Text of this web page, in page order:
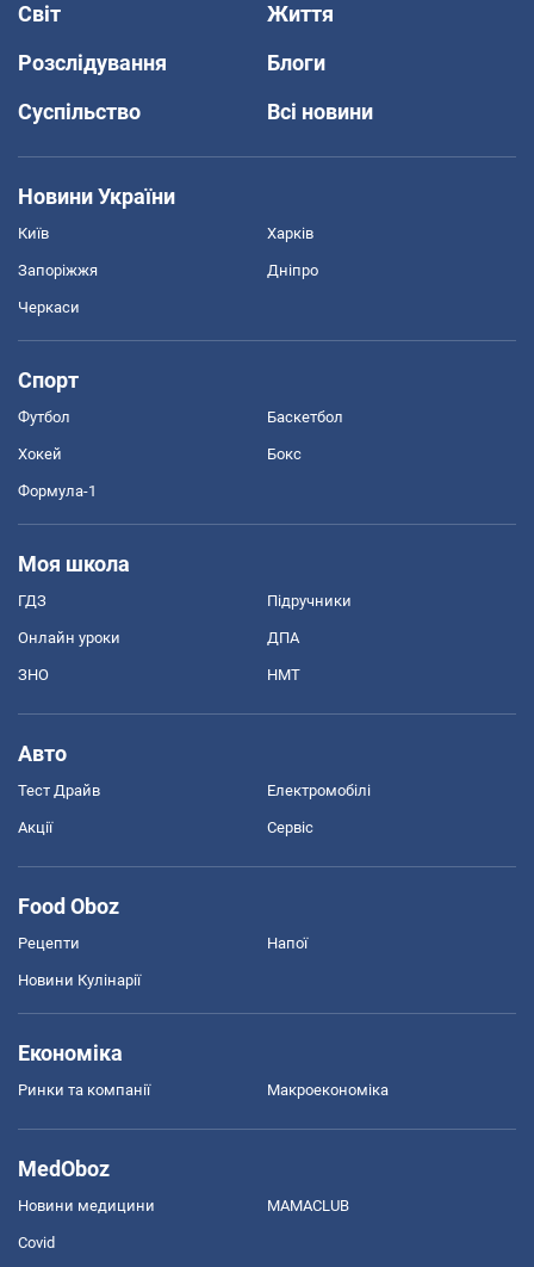
Світ
Життя
Розслідування
Блоги
Суспільство
Всі новини
Новини України
Київ Харків
Запоріжжя Дніпро
Черкаси
Спорт
Футбол Баскетбол
Хокей Бокс
Формула-1
Моя школа
ГДЗ Підручники
Онлайн уроки ДПА
ЗНО НМТ
Авто
Тест Драйв Електромобілі
Акції Сервіс
Food Oboz
Рецепти Напої
Новини Кулінарії
Економіка
Ринки та компанії Макроекономіка
MedOboz
Новини медицини MAMACLUB
Covid